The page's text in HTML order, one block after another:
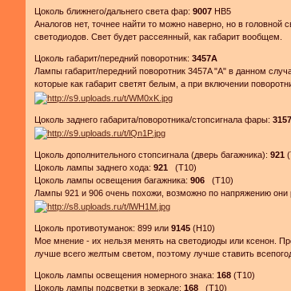
Цоколь ближнего/дальнего света фар:9007 HB5
Аналогов нет, точнее найти то можно наверно, но в головной
светодиодов. Свет будет рассеянный, как габарит вообщем.
Цоколь габарит/передний поворотник:3457A
Лампы габарит/передний поворотник 3457A "А" в данном
которые как габарит светят белым, а при включении
Цоколь заднего габарита/поворотника/стопсигнала фары:3157
Цоколь дополнительного стопсигнала (дверь багажника):921
Цоколь лампы заднего хода:921 (T10)
Цоколь лампы освещения багажника:906 (T10)
Лампы 921 и 906 очень похожи, возможно по напряжению
Цоколь противотуманок: 899 или9145 (H10)
Мое мнение - их нельзя менять на светодиоды или ксенон.
лучше всего желтым светом, поэтому лучше ставить
Цоколь лампы освещения номерного знака:168 (T10)
Цоколь лампы подсветки в зеркале:168 (T10)